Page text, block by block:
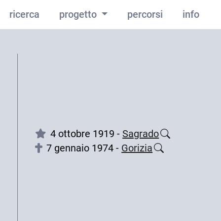
ricerca progetto percorsi info
4 ottobre 1919 - Sagrado
7 gennaio 1974 - Gorizia